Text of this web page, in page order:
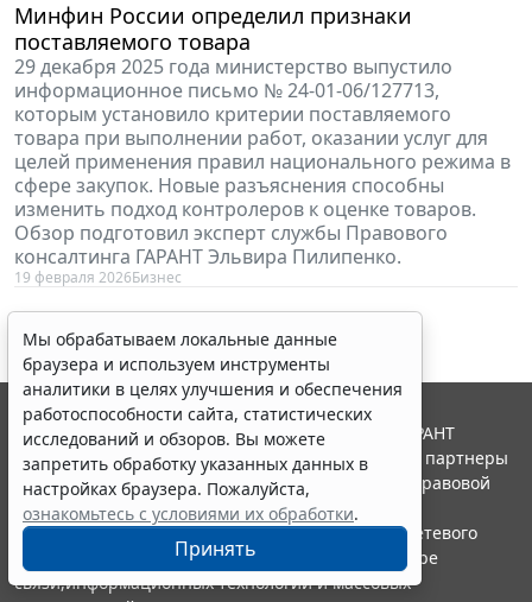
Минфин России определил признаки
поставляемого товара
29 декабря 2025 года министерство выпустило
информационное письмо № 24-01-06/127713,
которым установило критерии поставляемого
товара при выполнении работ, оказании услуг для
целей применения правил национального режима в
сфере закупок. Новые разъяснения способны
изменить подход контролеров к оценке товаров.
Обзор подготовил эксперт службы Правового
консалтинга ГАРАНТ Эльвира Пилипенко.
19 февраля 2026Бизнес
Мы обрабатываем локальные данные
браузера и используем инструменты
аналитики в целях улучшения и обеспечения
работоспособности сайта, статистических
исследований и обзоров. Вы можете
запретить обработку указанных данных в
настройках браузера. Пожалуйста,
ознакомьтесь с условиями их обработки.
Принять
© ООО "НПП "ГАРАНТ-СЕРВИС", 2026. Система ГАРАНТ
выпускается с 1990 года. Компания "Гарант" и ее партнеры
являются участниками Российской ассоциации правовой
информации ГАРАНТ.
Портал ГАРАНТ.РУ зарегистрирован в качестве сетевого
издания Федеральной службой по надзору в сфере
связи,информационных технологий и массовых